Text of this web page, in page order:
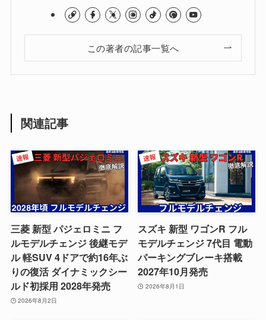
この著者の記事一覧へ
関連記事
三菱 新型 パジェロミニ フ
ルモデルチェンジ 後継モデ
ル 軽SUV 4ドアで約16年ぶ
りの復活 ダイナミックシー
ルド初採用 2028年発売
2026年8月2日
スズキ 新型 ワゴンR フル
モデルチェンジ 7代目 電動
パーキングブレーキ搭載
2027年10月発売
2026年8月1日